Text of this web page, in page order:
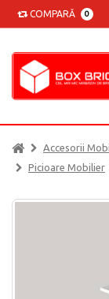
COMPARĂ 0
Accesorii
Picioare Mobilier